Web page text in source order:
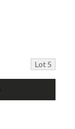
Lot 5